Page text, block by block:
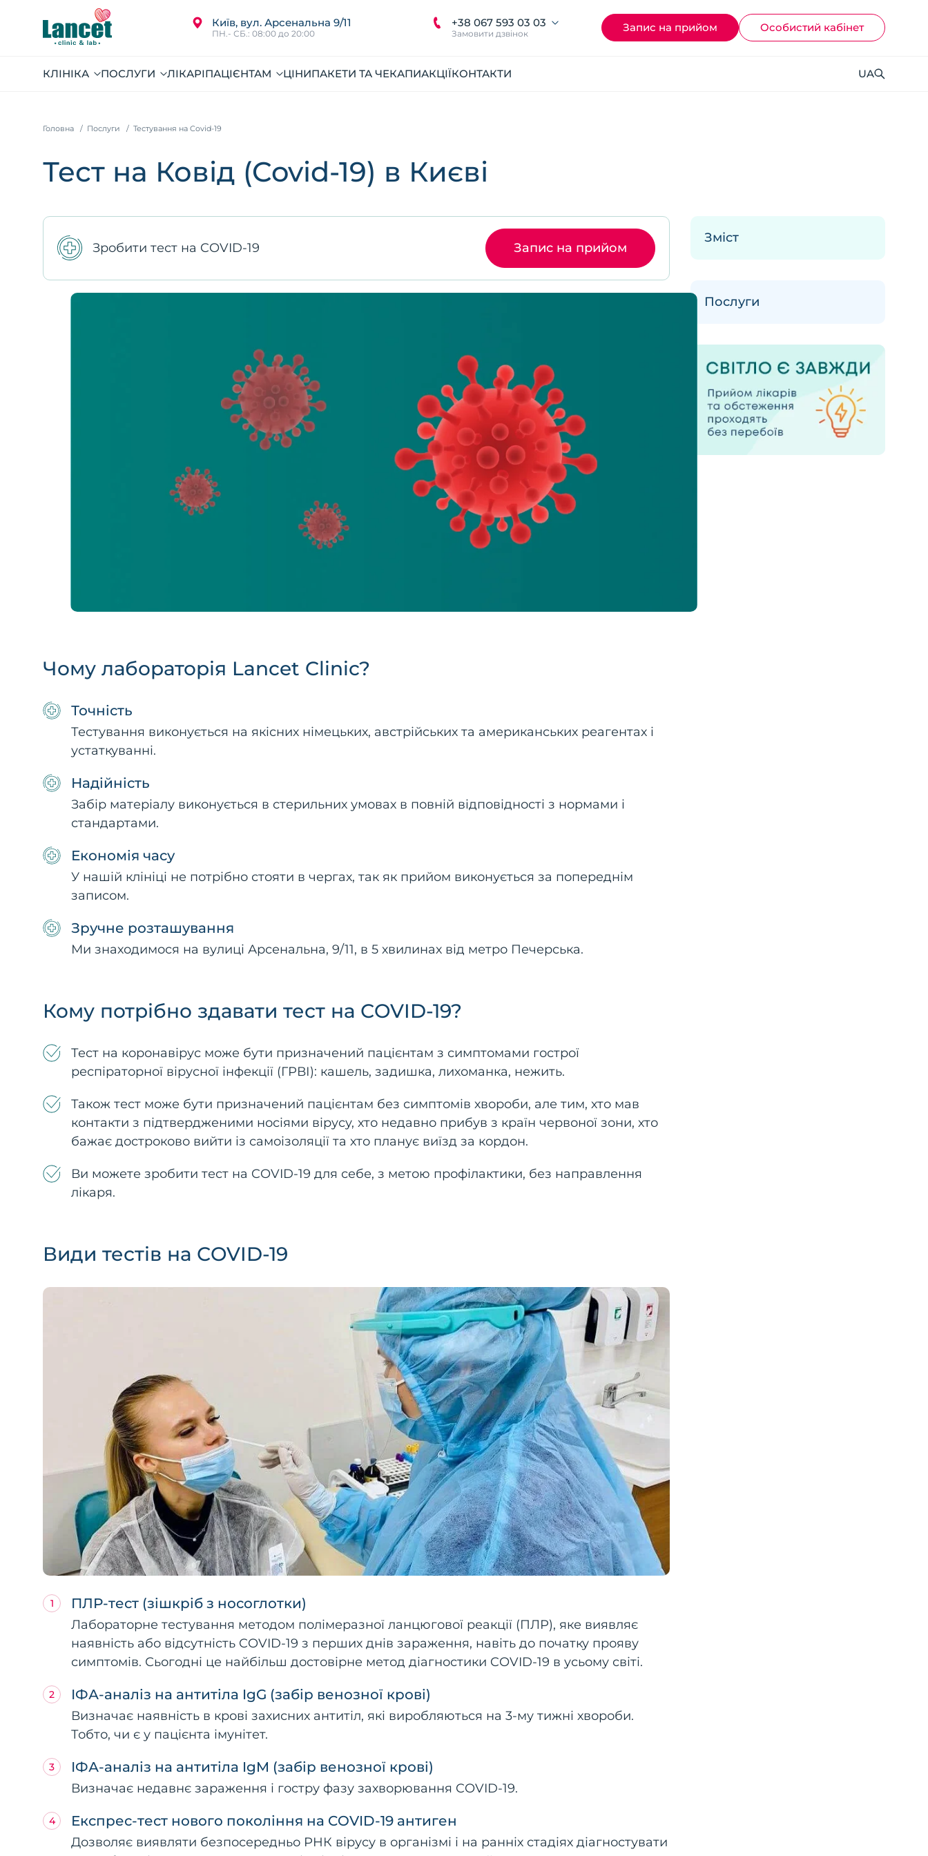
Київ, вул. Арсенальна 9/11
ПН.- СБ.: 08:00 до 20:00
+38 067 593 03 03
Замовити дзвінок Запис на прийом Ocoбистий кабінет
КЛІНІКА ПОСЛУГИ ЛІКАРІПАЦІЄНТАМ ЦІНИПАКЕТИ ТА ЧЕКАПИАКЦІЇКОНТАКТИ UA
Головна Послуги Тестування на Covid-19
Тест на Ковід (Covid-19) в Києві
Зробити тест на COVID-19 Запис на прийом
Чому лабораторія Lancet Clinic?
Точність
Тестування виконується на якісних німецьких, австрійських та американських реагентах і
устаткуванні.
Надійність
Забір матеріалу виконується в стерильних умовах в повній відповідності з нормами і
стандартами.
Економія часу
У нашій клініці не потрібно стояти в чергах, так як прийом виконується за попереднім
записом.
Зручне розташування
Ми знаходимося на вулиці Арсенальна, 9/11, в 5 хвилинах від метро Печерська.
Кому потрібно здавати тест на СOVID-19?
Тест на коронавірус може бути призначений пацієнтам з симптомами гострої
респіраторної вірусної інфекції (ГРВІ): кашель, задишка, лихоманка, нежить.
Також тест може бути призначений пацієнтам без симптомів хвороби, але тим, хто мав
контакти з підтвердженими носіями вірусу, хто недавно прибув з країн червоної зони, хто
бажає достроково вийти із самоізоляції та хто планує виїзд за кордон.
Ви можете зробити тест на COVID-19 для себе, з метою профілактики, без направлення
лікаря.
Види тестів на СOVID-19
ПЛР-тест (зішкріб з носоглотки)
Лабораторне тестування методом полімеразної ланцюгової реакції (ПЛР), яке виявляє
наявність або відсутність COVID-19 з перших днів зараження, навіть до початку прояву
симптомів. Сьогодні це найбільш достовірне метод діагностики COVID-19 в усьому світі.
ІФА-аналіз на антитіла IgG (забір венозної крові)
Визначає наявність в крові захисних антитіл, які виробляються на 3-му тижні хвороби.
Тобто, чи є у пацієнта імунітет.
ІФА-аналіз на антитіла IgM (забір венозної крові)
Визначає недавнє зараження і гостру фазу захворювання COVID-19.
Експрес-тест нового покоління на COVID-19 антиген
Дозволяє виявляти безпосередньо РНК вірусу в організмі і на ранніх стадіях діагностувати
Зміст
Послуги